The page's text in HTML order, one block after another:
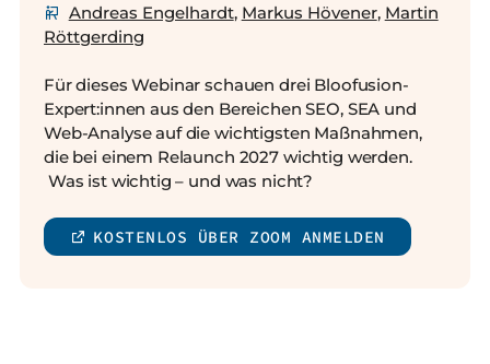
Andreas Engelhardt, Markus Hövener, Martin
Röttgerding
Für dieses Webinar schauen drei Bloofusion-
Expert:innen aus den Bereichen SEO, SEA und
Web-Analyse auf die wichtigsten Maßnahmen,
die bei einem Relaunch 2027 wichtig werden.
Was ist wichtig – und was nicht?
KOSTENLOS ÜBER ZOOM ANMELDEN